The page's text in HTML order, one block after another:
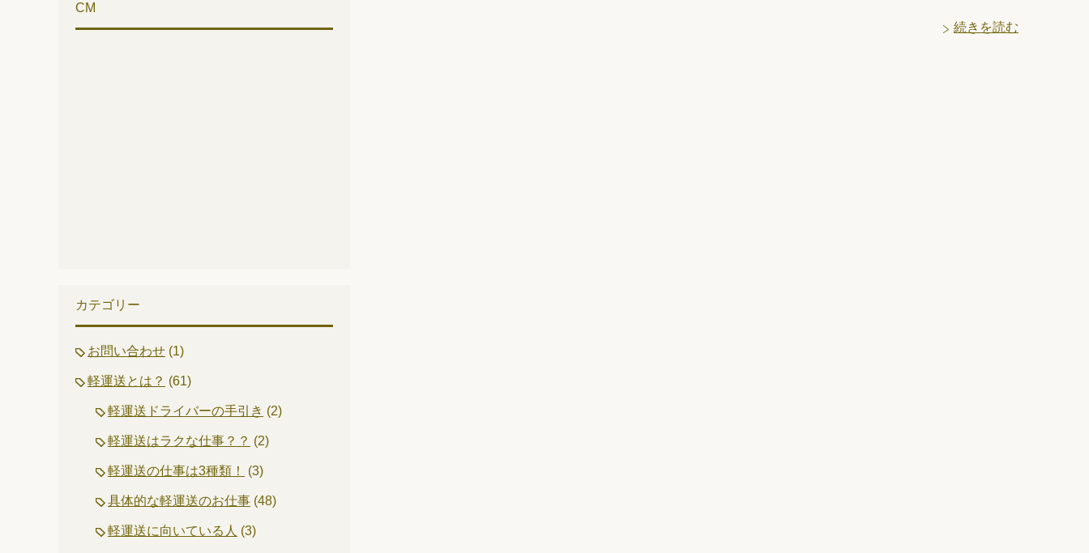
続きを読む
CM
カテゴリー
お問い合わせ (1)
軽運送とは？ (61)
軽運送ドライバーの手引き (2)
軽運送はラクな仕事？？ (2)
軽運送の仕事は3種類！ (3)
具体的な軽運送のお仕事 (48)
軽運送に向いている人 (3)